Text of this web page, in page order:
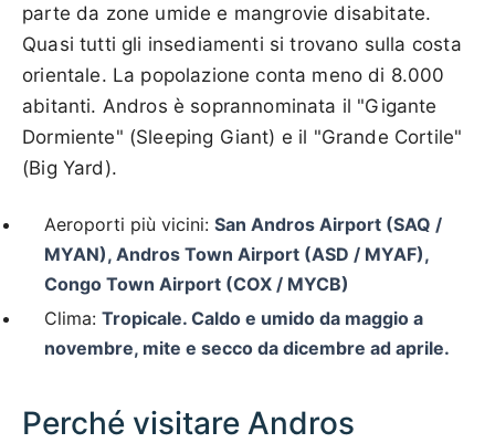
parte da zone umide e mangrovie disabitate.
Quasi tutti gli insediamenti si trovano sulla costa
orientale. La popolazione conta meno di 8.000
abitanti. Andros è soprannominata il "Gigante
Dormiente" (Sleeping Giant) e il "Grande Cortile"
(Big Yard).
Aeroporti più vicini: San Andros Airport (SAQ /
MYAN), Andros Town Airport (ASD / MYAF),
Congo Town Airport (COX / MYCB)
Clima: Tropicale. Caldo e umido da maggio a
novembre, mite e secco da dicembre ad aprile.
Perché visitare Andros